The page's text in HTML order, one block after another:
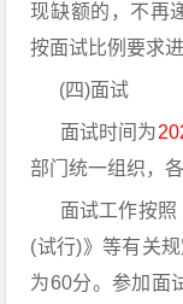
现缺额的，不再
按面试比例要求进
(四)面试
面试时间为
部门统一组织，
面试工作按照
(试行)》等有关
为60分。参加面